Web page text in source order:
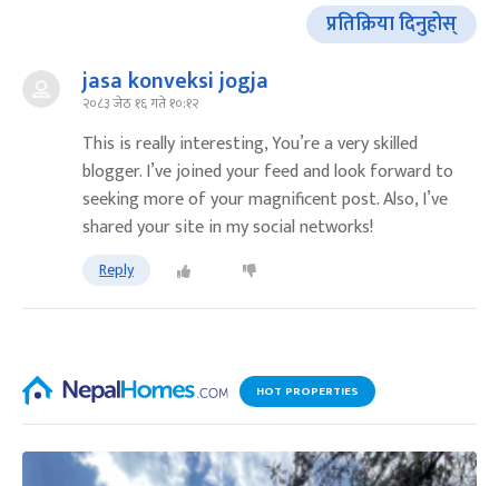
प्रतिक्रिया दिनुहोस्
jasa konveksi jogja
२०८३ जेठ १६ गते १०:१२
This is really interesting, You’re a very skilled
blogger. I’ve joined your feed and look forward to
seeking more of your magnificent post. Also, I’ve
shared your site in my social networks!
Reply
HOT PROPERTIES